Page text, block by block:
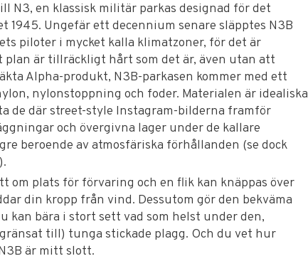
N3, en klassisk militär parkas designad för det
1945. Ungefär ett decennium senare släpptes N3B
piloter i mycket kalla klimatzoner, för det är
är tillräckligt hårt som det är, även utan att
Alpha-produkt, N3B-parkasen kommer med ett
nylonstoppning och foder. Materialen är idealiska
de där street-style Instagram-bilderna framför
och övergivna lager under de kallare
beroende av atmosfäriska förhållanden (se dock
om plats för förvaring och en flik kan knäppas över
din kropp från vind. Dessutom gör den bekväma
kan bära i stort sett vad som helst under den,
till) tunga stickade plagg. Och du vet hur
är mitt slott.